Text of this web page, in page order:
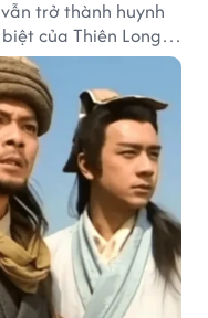
trở thành huynh
của Thiên Long